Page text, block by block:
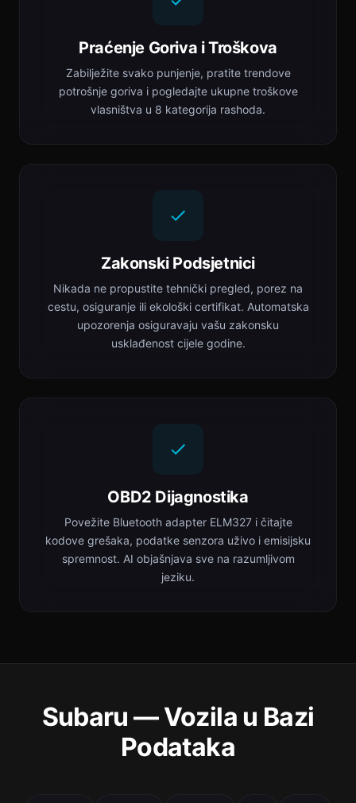
Praćenje Goriva i Troškova
Zabilježite svako punjenje, pratite trendove
potrošnje goriva i pogledajte ukupne troškove
vlasništva u 8 kategorija rashoda.
Zakonski Podsjetnici
Nikada ne propustite tehnički pregled, porez na
cestu, osiguranje ili ekološki certifikat. Automatska
upozorenja osiguravaju vašu zakonsku
usklađenost cijele godine.
OBD2 Dijagnostika
Povežite Bluetooth adapter ELM327 i čitajte
kodove grešaka, podatke senzora uživo i emisijsku
spremnost. AI objašnjava sve na razumljivom
jeziku.
Subaru — Vozila u Bazi
Podataka